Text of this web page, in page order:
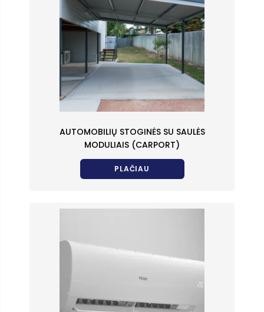
AUTOMOBILIŲ STOGINĖS SU SAULĖS
MODULIAIS (CARPORT)
PLAČIAU